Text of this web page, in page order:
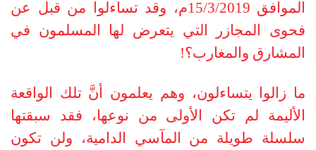
الموافق 15/3/2019م، وقد تساءلوا من قبل عن
فحوى المجازر التي يتعرض لها المسلمون في
المشارق والمغارب؟!
ما زالوا يتساءلون، وهم يعلمون أنَّ تلك الواقعة
الأليمة لم تكن الأولى من نوعها، فقد سبقتها
سلسلة طويلة من المآسي الدامية، ولن تكون